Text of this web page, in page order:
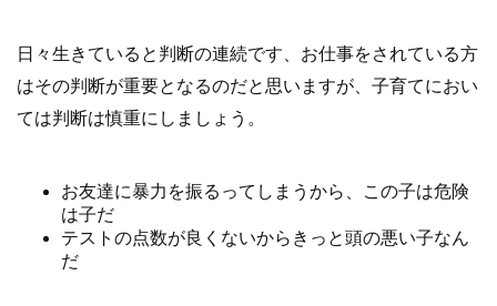
日々生きていると判断の連続です、お仕事をされている方
はその判断が重要となるのだと思いますが、子育てにおい
ては判断は慎重にしましょう。
お友達に暴力を振るってしまうから、この子は危険
は子だ
テストの点数が良くないからきっと頭の悪い子なん
だ